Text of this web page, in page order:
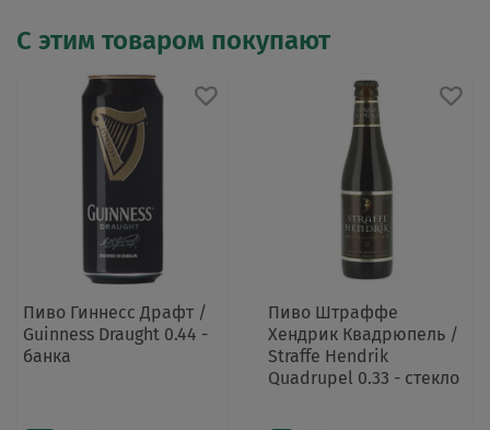
С этим товаром покупают
Пиво Гиннесс Драфт /
Guinness Draught 0.44 -
банка
Пиво Штраффе
Хендрик Квадрюпель /
Straffe Hendrik
Quadrupel 0.33 - стекло